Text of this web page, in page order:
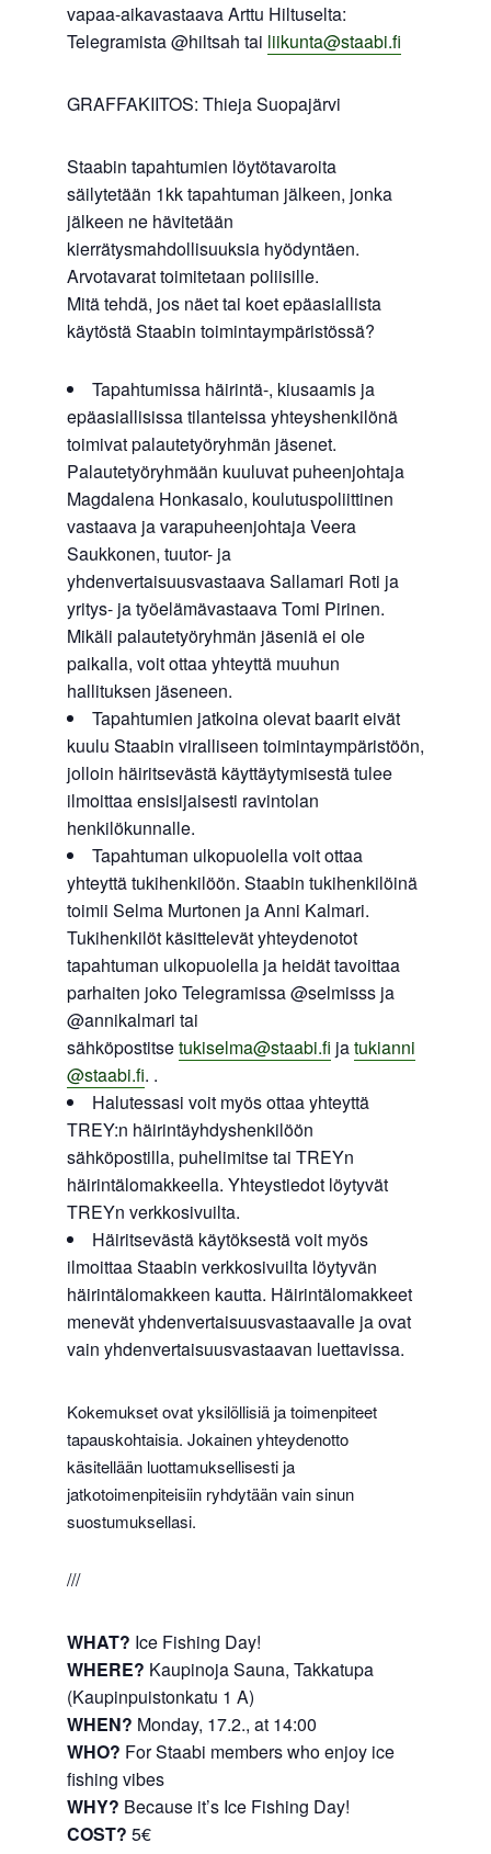
vapaa-aikavastaava Arttu Hiltuselta:
Telegramista @hiltsah tai liikunta@staabi.fi
GRAFFAKIITOS: Thieja Suopajärvi
Staabin tapahtumien löytötavaroita
säilytetään 1kk tapahtuman jälkeen, jonka
jälkeen ne hävitetään
kierrätysmahdollisuuksia hyödyntäen.
Arvotavarat toimitetaan poliisille.
Mitä tehdä, jos näet tai koet epäasiallista
käytöstä Staabin toimintaympäristössä?
Tapahtumissa häirintä-, kiusaamis ja
epäasiallisissa tilanteissa yhteyshenkilönä
toimivat palautetyöryhmän jäsenet.
Palautetyöryhmään kuuluvat puheenjohtaja
Magdalena Honkasalo, koulutuspoliittinen
vastaava ja varapuheenjohtaja Veera
Saukkonen, tuutor- ja
yhdenvertaisuusvastaava Sallamari Roti ja
yritys- ja työelämävastaava Tomi Pirinen.
Mikäli palautetyöryhmän jäseniä ei ole
paikalla, voit ottaa yhteyttä muuhun
hallituksen jäseneen.
Tapahtumien jatkoina olevat baarit eivät
kuulu Staabin viralliseen toimintaympäristöön,
jolloin häiritsevästä käyttäytymisestä tulee
ilmoittaa ensisijaisesti ravintolan
henkilökunnalle.
Tapahtuman ulkopuolella voit ottaa
yhteyttä tukihenkilöön. Staabin tukihenkilöinä
toimii Selma Murtonen ja Anni Kalmari.
Tukihenkilöt käsittelevät yhteydenotot
tapahtuman ulkopuolella ja heidät tavoittaa
parhaiten joko Telegramissa @selmisss ja
@annikalmari tai
sähköpostitsetukiselma@staabi.fi jatukianni
@staabi.fi. .
Halutessasi voit myös ottaa yhteyttä
TREY:n häirintäyhdyshenkilöön
sähköpostilla, puhelimitse tai TREYn
häirintälomakkeella. Yhteystiedot löytyvät
TREYn verkkosivuilta.
Häiritsevästä käytöksestä voit myös
ilmoittaa Staabin verkkosivuilta löytyvän
häirintälomakkeen kautta. Häirintälomakkeet
menevät yhdenvertaisuusvastaavalle ja ovat
vain yhdenvertaisuusvastaavan luettavissa.
Kokemukset ovat yksilöllisiä ja toimenpiteet
tapauskohtaisia. Jokainen yhteydenotto
käsitellään luottamuksellisesti ja
jatkotoimenpiteisiin ryhdytään vain sinun
suostumuksellasi.
///
WHAT? Ice Fishing Day!
WHERE? Kaupinoja Sauna, Takkatupa
(Kaupinpuistonkatu 1 A)
WHEN? Monday, 17.2., at 14:00
WHO? For Staabi members who enjoy ice
fishing vibes
WHY? Because it’s Ice Fishing Day!
COST? 5€